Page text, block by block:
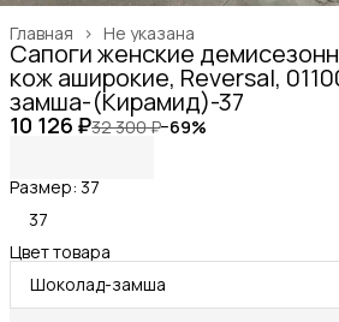
Не указана
Главная ›
Сапоги женские
кож аширокие, Reversal,
замша-(Кирамид)-37
10 126 ₽32 300 ₽−69%
Размер: 37
37
Цвет товара
Шоколад-замша